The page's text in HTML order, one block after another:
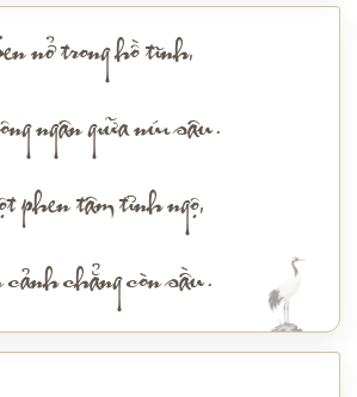
nở trong hồ tĩnh,
ngân giữa núi sâu.
phen tâm tỉnh ngộ,
chẳng còn sầu.